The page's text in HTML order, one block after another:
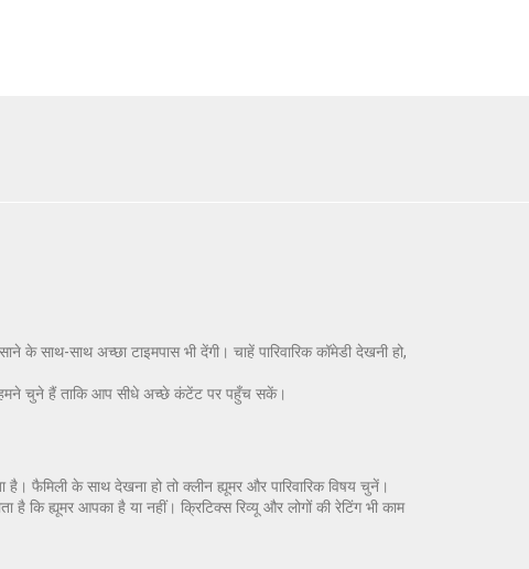
साथ-साथ अच्छा टाइमपास भी देंगी। चाहें पारिवारिक कॉमेडी देखनी हो,
हमने चुने हैं ताकि आप सीधे अच्छे कंटेंट पर पहुँच सकें।
फैमिली के साथ देखना हो तो क्लीन ह्यूमर और पारिवारिक विषय चुनें।
कि ह्यूमर आपका है या नहीं। क्रिटिक्स रिव्यू और लोगों की रेटिंग भी काम